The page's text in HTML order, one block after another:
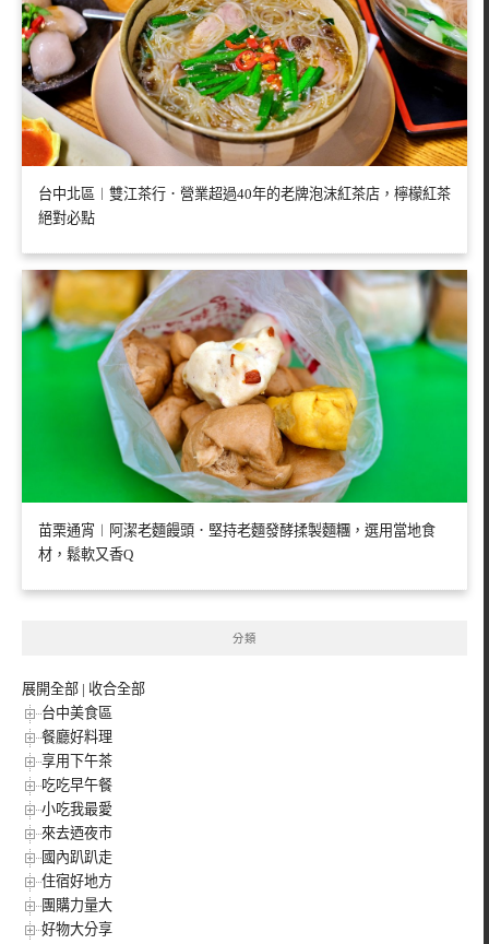
台中北區︱雙江茶行．營業超過40年的老牌泡沫紅茶店，檸檬紅茶
絕對必點
苗栗通宵︱阿潔老麵饅頭．堅持老麵發酵揉製麵糰，選用當地食
材，鬆軟又香Q
分類
展開全部 | 收合全部
台中美食區
餐廳好料理
享用下午茶
吃吃早午餐
小吃我最愛
來去迺夜市
國內趴趴走
住宿好地方
團購力量大
好物大分享